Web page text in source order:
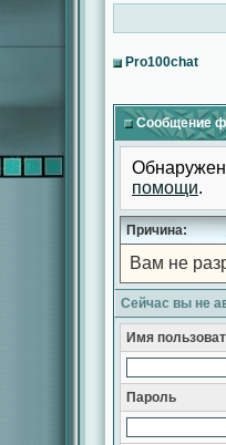
Pro100chat
Сообщение
помощи.
Причина:
Вам не
Сейчас вы не
Имя
Пароль